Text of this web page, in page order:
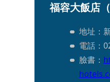
福容大飯店（
地址：
電話：
臉書：